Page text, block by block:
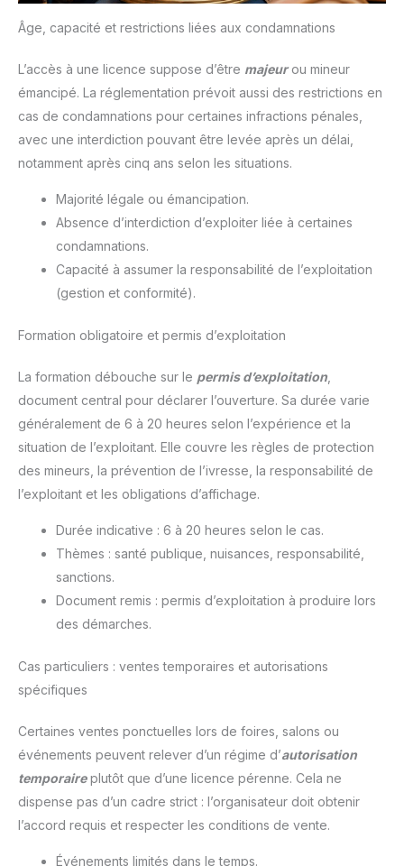
Âge, capacité et restrictions liées aux condamnations
L’accès à une licence suppose d’être majeurou mineur
émancipé. La réglementation prévoit aussi des restrictions en
cas de condamnations pour certaines infractions pénales,
avec une interdiction pouvant être levée après un délai,
notamment après cinq ans selon les situations.
Majorité légale ou émancipation.
Absence d’interdiction d’exploiter liée à certaines
condamnations.
Capacité à assumer la responsabilité de l’exploitation
(gestion et conformité).
Formation obligatoire et permis d’exploitation
La formation débouche sur le permis d’exploitation
document central pour déclarer l’ouverture. Sa durée varie
généralement de 6 à 20 heures selon l’expérience et la
situation de l’exploitant. Elle couvre les règles de protection
des mineurs, la prévention de l’ivresse, la responsabilité de
l’exploitant et les obligations d’affichage.
Durée indicative : 6 à 20 heures selon le cas.
Thèmes : santé publique, nuisances, responsabilité,
sanctions.
Document remis : permis d’exploitation à produire lors
des démarches.
Cas particuliers : ventes temporaires et autorisations
spécifiques
Certaines ventes ponctuelles lors de foires, salons ou
événements peuvent relever d’un régime d’autorisation
temporaireplutôt que d’une licence pérenne. Cela ne
dispense pas d’un cadre strict : l’organisateur doit obtenir
l’accord requis et respecter les conditions de vente.
Événements limités dans le temps.